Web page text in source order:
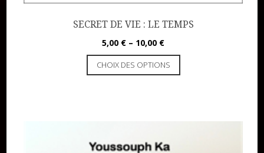
Formation en Édition Numérique
SECRET DE VIE : LE TEMPS
5,00 € – 10,00 €
CHOIX DES OPTIONS